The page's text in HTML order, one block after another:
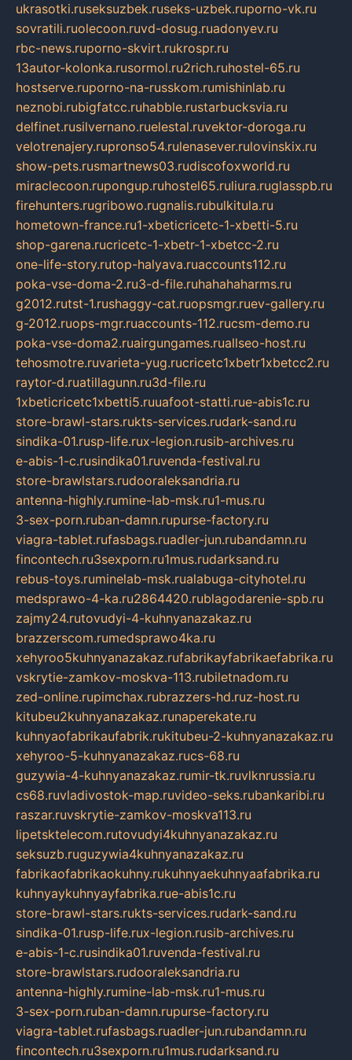
ukrasotki.ruseksuzbek.ruseks-uzbek.ruporno-vk.ru
sovratili.ruolecoon.ruvd-dosug.ruadonyev.ru
rbc-news.ruporno-skvirt.rukrospr.ru
13autor-kolonka.rusormol.ru2rich.ruhostel-65.ru
hostserve.ruporno-na-russkom.rumishinlab.ru
neznobi.rubigfatcc.ruhabble.rustarbucksvia.ru
delfinet.rusilvernano.ruelestal.ruvektor-doroga.ru
velotrenajery.rupronso54.rulenasever.rulovinskix.ru
show-pets.rusmartnews03.rudiscofoxworld.ru
miraclecoon.rupongup.ruhostel65.ruliura.ruglasspb.ru
firehunters.rugribowo.rugnalis.rubulkitula.ru
hometown-france.ru1-xbeticricetc-1-xbetti-5.ru
shop-garena.rucricetc-1-xbetr-1-xbetcc-2.ru
one-life-story.rutop-halyava.ruaccounts112.ru
poka-vse-doma-2.ru3-d-file.ruhahahaharms.ru
g2012.rutst-1.rushaggy-cat.ruopsmgr.ruev-gallery.ru
g-2012.ruops-mgr.ruaccounts-112.rucsm-demo.ru
poka-vse-doma2.ruairgungames.ruallseo-host.ru
tehosmotre.ruvarieta-yug.rucricetc1xbetr1xbetcc2.ru
raytor-d.ruatillagunn.ru3d-file.ru
1xbeticricetc1xbetti5.ruuafoot-statti.rue-abis1c.ru
store-brawl-stars.rukts-services.rudark-sand.ru
sindika-01.rusp-life.rux-legion.rusib-archives.ru
e-abis-1-c.rusindika01.ruvenda-festival.ru
store-brawlstars.rudooraleksandria.ru
antenna-highly.rumine-lab-msk.ru1-mus.ru
3-sex-porn.ruban-damn.rupurse-factory.ru
viagra-tablet.rufasbags.ruadler-jun.rubandamn.ru
fincontech.ru3sexporn.ru1mus.rudarksand.ru
rebus-toys.ruminelab-msk.rualabuga-cityhotel.ru
medsprawo-4-ka.ru2864420.rublagodarenie-spb.ru
zajmy24.rutovudyi-4-kuhnyanazakaz.ru
brazzerscom.rumedsprawo4ka.ru
xehyroo5kuhnyanazakaz.rufabrikayfabrikaefabrika.ru
vskrytie-zamkov-moskva-113.rubiletnadom.ru
zed-online.rupimchax.rubrazzers-hd.ruz-host.ru
kitubeu2kuhnyanazakaz.runaperekate.ru
kuhnyaofabrikaufabrik.rukitubeu-2-kuhnyanazakaz.ru
xehyroo-5-kuhnyanazakaz.rucs-68.ru
guzywia-4-kuhnyanazakaz.rumir-tk.ruvlknrussia.ru
cs68.ruvladivostok-map.ruvideo-seks.rubankaribi.ru
raszar.ruvskrytie-zamkov-moskva113.ru
lipetsktelecom.rutovudyi4kuhnyanazakaz.ru
seksuzb.ruguzywia4kuhnyanazakaz.ru
fabrikaofabrikaokuhny.rukuhnyaekuhnyaafabrika.ru
kuhnyaykuhnyayfabrika.rue-abis1c.ru
store-brawl-stars.rukts-services.rudark-sand.ru
sindika-01.rusp-life.rux-legion.rusib-archives.ru
e-abis-1-c.rusindika01.ruvenda-festival.ru
store-brawlstars.rudooraleksandria.ru
antenna-highly.rumine-lab-msk.ru1-mus.ru
3-sex-porn.ruban-damn.rupurse-factory.ru
viagra-tablet.rufasbags.ruadler-jun.rubandamn.ru
fincontech.ru3sexporn.ru1mus.rudarksand.ru